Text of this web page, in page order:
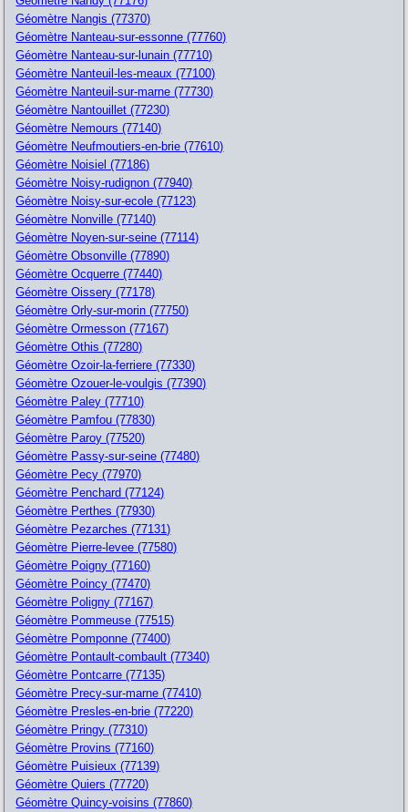
Géomètre Nangis (77370)
Géomètre Nanteau-sur-essonne (77760)
Géomètre Nanteau-sur-lunain (77710)
Géomètre Nanteuil-les-meaux (77100)
Géomètre Nanteuil-sur-marne (77730)
Géomètre Nantouillet (77230)
Géomètre Nemours (77140)
Géomètre Neufmoutiers-en-brie (77610)
Géomètre Noisiel (77186)
Géomètre Noisy-rudignon (77940)
Géomètre Noisy-sur-ecole (77123)
Géomètre Nonville (77140)
Géomètre Noyen-sur-seine (77114)
Géomètre Obsonville (77890)
Géomètre Ocquerre (77440)
Géomètre Oissery (77178)
Géomètre Orly-sur-morin (77750)
Géomètre Ormesson (77167)
Géomètre Othis (77280)
Géomètre Ozoir-la-ferriere (77330)
Géomètre Ozouer-le-voulgis (77390)
Géomètre Paley (77710)
Géomètre Pamfou (77830)
Géomètre Paroy (77520)
Géomètre Passy-sur-seine (77480)
Géomètre Pecy (77970)
Géomètre Penchard (77124)
Géomètre Perthes (77930)
Géomètre Pezarches (77131)
Géomètre Pierre-levee (77580)
Géomètre Poigny (77160)
Géomètre Poincy (77470)
Géomètre Poligny (77167)
Géomètre Pommeuse (77515)
Géomètre Pomponne (77400)
Géomètre Pontault-combault (77340)
Géomètre Pontcarre (77135)
Géomètre Precy-sur-marne (77410)
Géomètre Presles-en-brie (77220)
Géomètre Pringy (77310)
Géomètre Provins (77160)
Géomètre Puisieux (77139)
Géomètre Quiers (77720)
Géomètre Quincy-voisins (77860)